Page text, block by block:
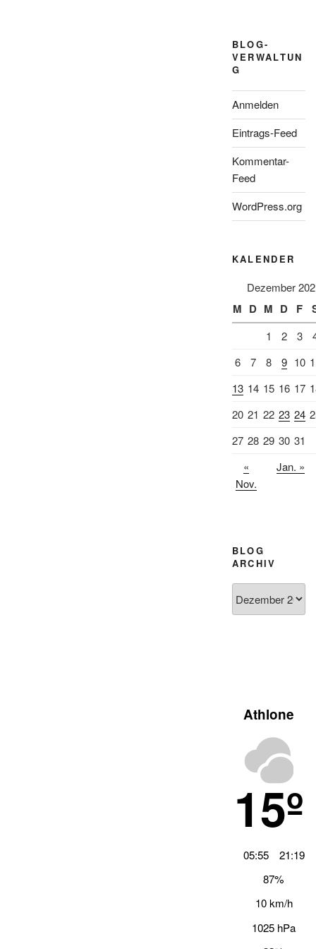
BLOG-
VERWALTUN
G
Anmelden
Eintrags-Feed
Kommentar-
Feed
WordPress.org
KALENDER
Dezember
M D M D F
1 2 3
6
7 8 9 10
13 14 15 16 17
20 21 22 23 24
27 28 29 30 31
«
Nov.
Jan. »
BLOG
ARCHIV
Archiv
Athlone
15º
05:55
21:19
87%
10 km/h
1025 hPa